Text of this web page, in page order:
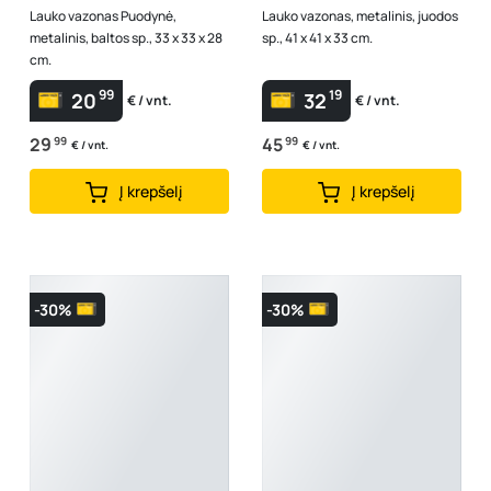
Lauko vazonas Puodynė,
metalinis, baltos sp., 33 x 33 x 28
cm.
2099 € / vnt.
29 99 € / vnt.
Į krepšelį
Lauko vazonas, metalinis, juodos
sp., 41 x 41 x 33 cm.
3219 € / vnt.
4599 € / vnt.
Į krepšelį
-30% -30%